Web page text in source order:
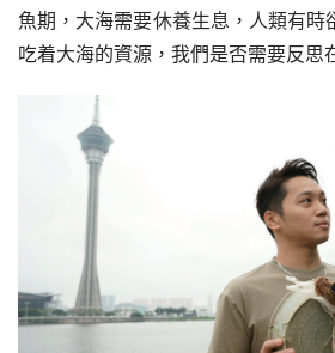
魚期，大海需要休養生息，人類有時
吃着大海的資源，我們是否需要反思